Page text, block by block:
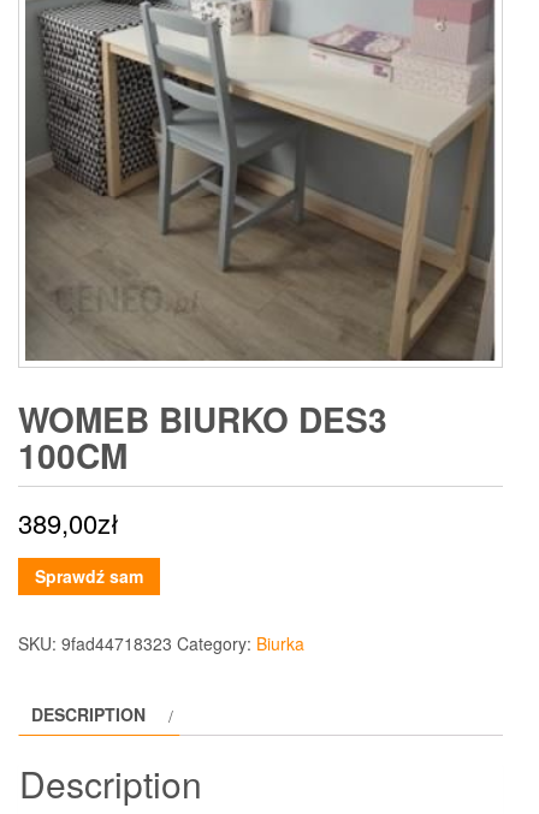
WOMEB BIURKO DES3
100CM
389,00zł
Sprawdź sam
SKU: 9fad44718323 Category: Biurka
DESCRIPTION
Description